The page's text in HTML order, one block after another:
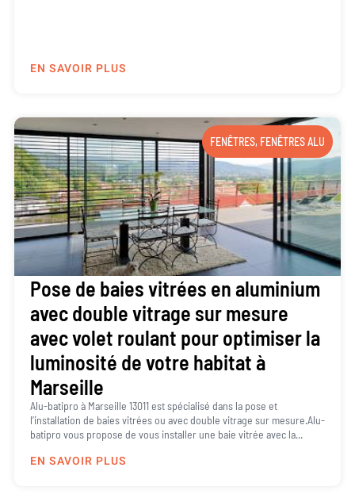
EN SAVOIR PLUS
FENÊTRES, FENÊTRES ALU
Pose de baies vitrées en aluminium
avec double vitrage sur mesure
avec volet roulant pour optimiser la
luminosité de votre habitat à
Marseille
Alu-batipro à Marseille 13011 est spécialisé dans la pose et
l’installation de baies vitrées ou avec double vitrage sur mesure.Alu-
batipro vous propose de vous installer une baie vitrée avec la...
EN SAVOIR PLUS